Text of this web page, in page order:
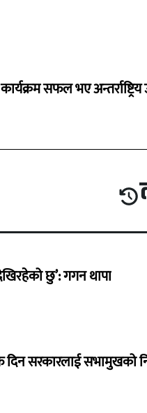
कार्यक्रम सफल भए
छु’: गगन थापा
दिन सरकारलाई सभामुखको